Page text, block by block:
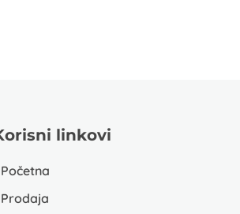
linkovi
Početna
Prodaja